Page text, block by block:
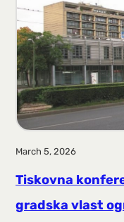
March 5, 2026
Tiskovna
gradska vlast